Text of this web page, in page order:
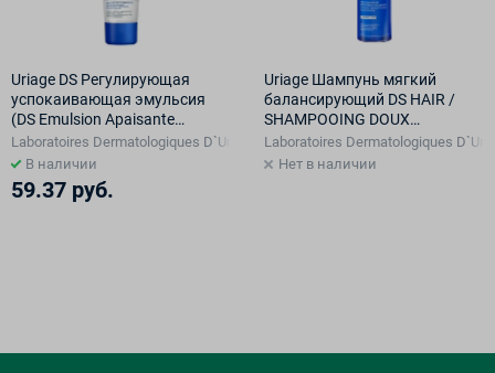
Uriage DS Регулирующая
успокаивающая эмульсия
(DS Emulsion Apaisante
Regulatrice), 40 мл
Laboratoires Dermatologiques D`Uriage, Франция
В наличии
59.37 руб.
Uriage Шампунь мягкий
балансирующий DS HAIR /
SHAMPOOING DOUX
EQUILIBRANT, 200 мл
Laboratoires Dermatologiques
Нет в наличии